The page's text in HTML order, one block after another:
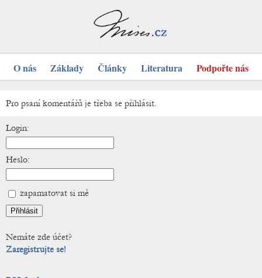
O nás Základy Články Literatura Podpořte nás
Pro psaní komentářů je třeba se přihlásit.
Login:
Heslo:
zapamatovat si mě
Nemáte zde účet?
Zaregistrujte se!